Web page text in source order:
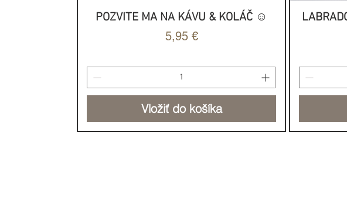
Rozmery: 20x5cm
Vyrobené z prírodného sójového vosku.
Rýchle zobrazenie
POZVITE MA NA KÁVU & KOLÁČ ☺️
Cena
5,95 €
Vložiť do košíka